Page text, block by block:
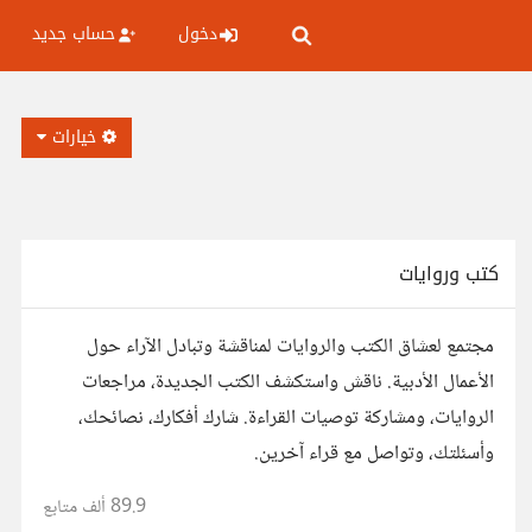
دخول حساب جديد
خيارات
كتب وروايات
مجتمع لعشاق الكتب والروايات لمناقشة وتبادل الآراء حول
الأعمال الأدبية. ناقش واستكشف الكتب الجديدة، مراجعات
الروايات، ومشاركة توصيات القراءة. شارك أفكارك، نصائحك،
وأسئلتك، وتواصل مع قراء آخرين.
89.9 ألف متابع